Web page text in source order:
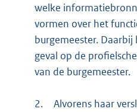
welke
vormen over het
burgemeester. Daarbij
geval op de
van de burgemeester.
2.
Alvorens haar